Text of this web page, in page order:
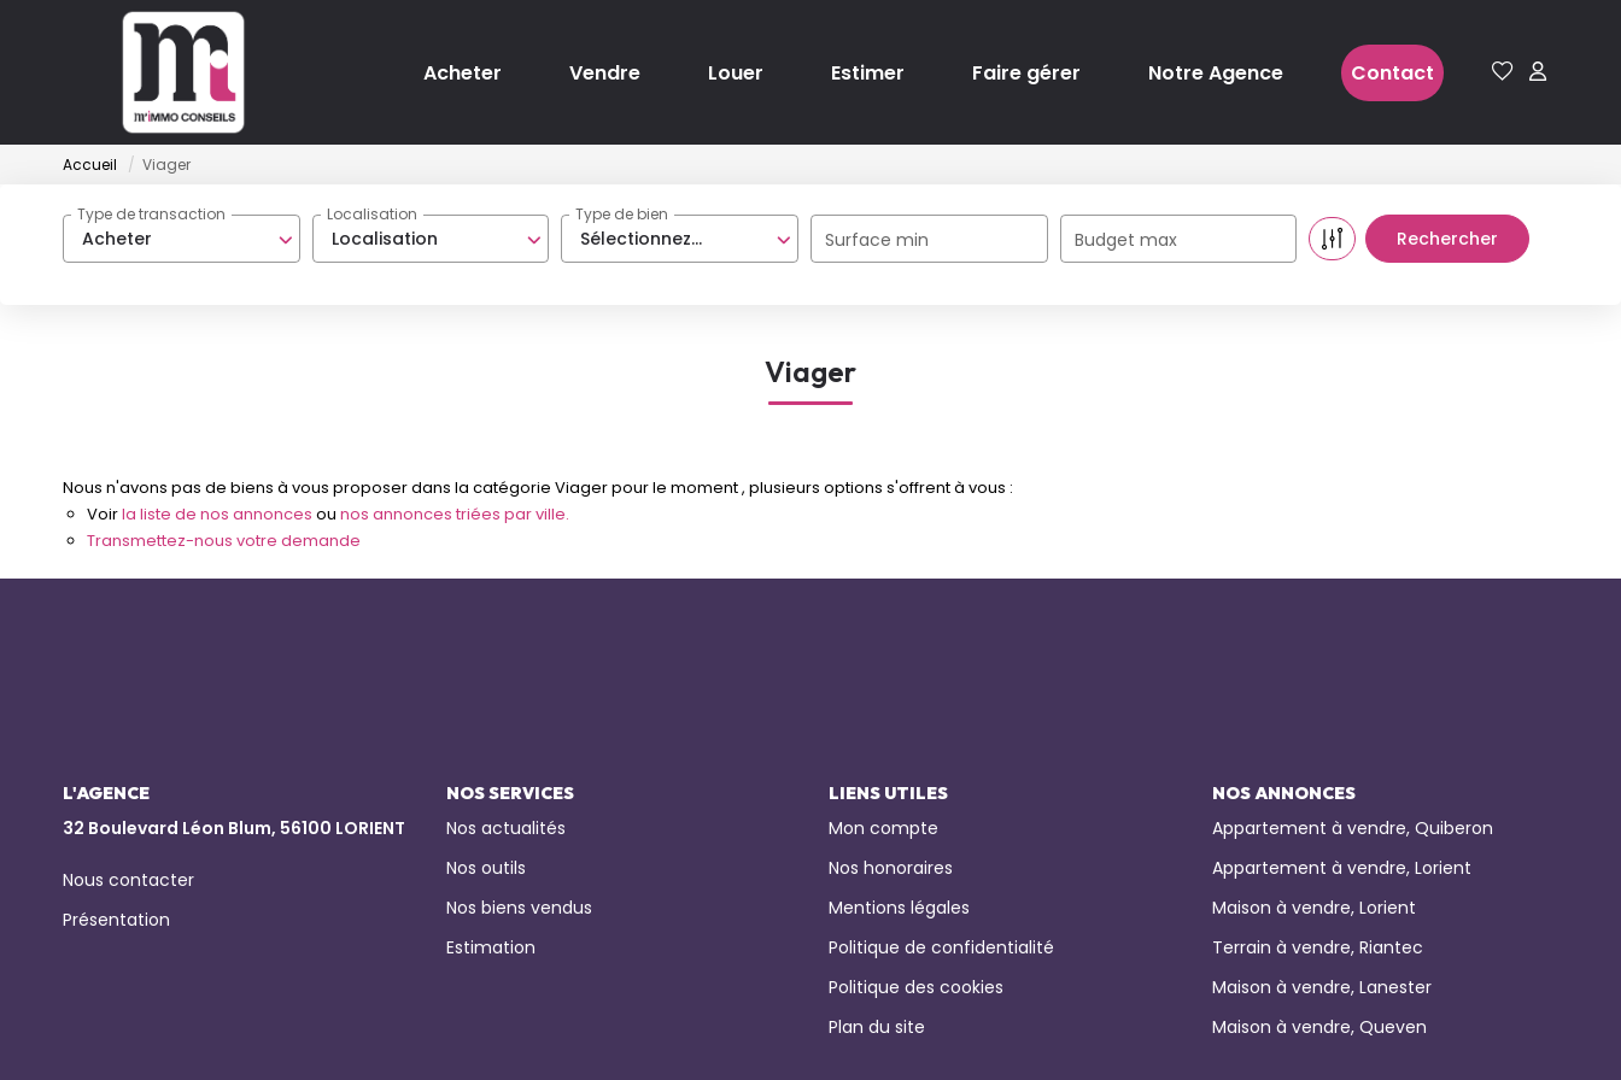
Acheter Vendre Louer Estimer Faire gérer Notre Agence Contact
Accueil Viager
Acheter
Type de transaction
Localisation
Localisation
Sélectionnez...
Type de bien
Surface min Budget max
Viager
Nous n'avons pas de biens à vous proposer dans la catégorie Viager pour le moment , plusieurs options s'offrent à vous :
Voirla liste de nos annonces ou nos annonces triées par ville.
Transmettez-nous votre demande
L'AGENCE
32 Boulevard Léon Blum, 56100 LORIENT
Nous contacter
Présentation
NOS SERVICES
Nos actualités
Nos outils
Nos biens vendus
Estimation
LIENS UTILES
Mon compte
Nos honoraires
Mentions légales
Politique de confidentialité
Politique des cookies
Plan du site
NOS ANNONCES
Appartement à vendre, Quiberon
Appartement à vendre, Lorient
Maison à vendre, Lorient
Terrain à vendre, Riantec
Maison à vendre, Lanester
Maison à vendre, Queven